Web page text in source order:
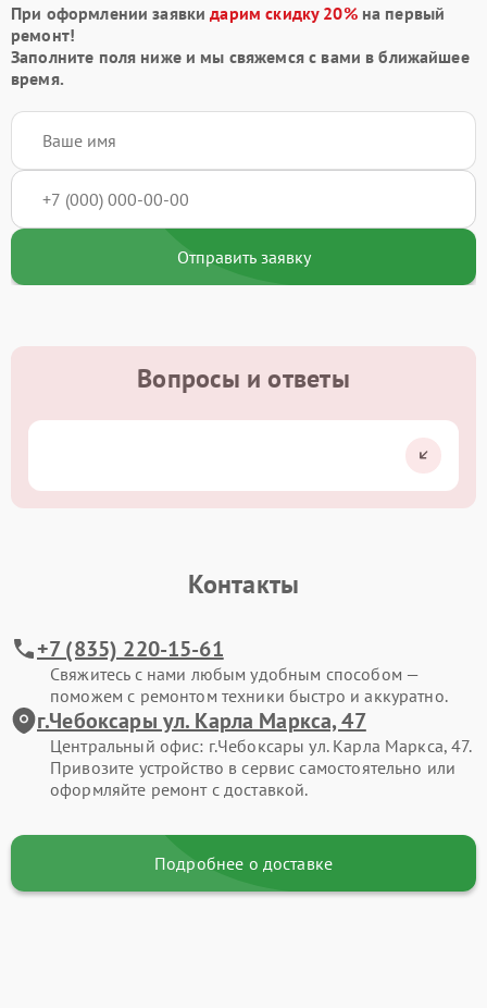
При оформлении заявкидарим скидку 20%на первый
ремонт!
Заполните поля ниже и мы свяжемся с вами в ближайшее
время.
Отправить заявку
Вопросы и ответы
Контакты
+7 (835) 220-15-61
Свяжитесь с нами любым удобным способом —
поможем с ремонтом техники быстро и аккуратно.
г.Чебоксары ул. Карла Маркса, 47
Центральный офис: г.Чебоксары ул. Карла Маркса, 47.
Привозите устройство в сервис самостоятельно или
оформляйте ремонт с доставкой.
Подробнее о доставке